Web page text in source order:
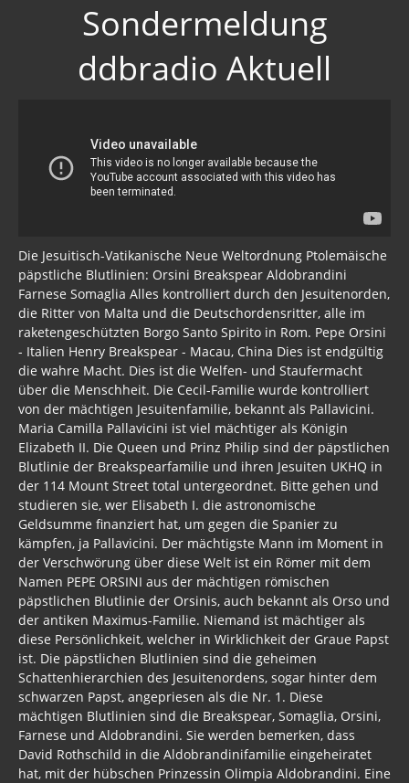
Bohemian Grove
Pädo-Satanische Netzwerk
NWO 2017
Bilderberger.... etc....
Rothschild
Liste der 300
Albert Pike, Moral und Dogma
Bilderberger Liste 2016
Globale Finanzen
Deep State Mapping Projekt
Bloodlines of Illuminati
Clinton Chronik
Ur-Logen Lesung Band 1
Ur-Logen Lesung Band 2
Ur-Logen Lesung Band 3
Ur-Logen Lesung Band 4
Ur-Logen Lesung Band 5
Ur-Logen Lesung Band 6
Sondermeldung
ddbradio Aktuell
Die Jesuitisch-Vatikanische Neue Weltordnung Ptolemäische
päpstliche Blutlinien: Orsini Breakspear Aldobrandini
Farnese Somaglia Alles kontrolliert durch den Jesuitenorden,
die Ritter von Malta und die Deutschordensritter, alle im
raketengeschützten Borgo Santo Spirito in Rom. Pepe Orsini
- Italien Henry Breakspear - Macau, China Dies ist endgültig
die wahre Macht. Dies ist die Welfen- und Staufermacht
über die Menschheit. Die Cecil-Familie wurde kontrolliert
von der mächtigen Jesuitenfamilie, bekannt als Pallavicini.
Maria Camilla Pallavicini ist viel mächtiger als Königin
Elizabeth II. Die Queen und Prinz Philip sind der päpstlichen
Blutlinie der Breakspearfamilie und ihren Jesuiten UKHQ in
der 114 Mount Street total untergeordnet. Bitte gehen und
studieren sie, wer Elisabeth I. die astronomische
Geldsumme finanziert hat, um gegen die Spanier zu
kämpfen, ja Pallavicini. Der mächtigste Mann im Moment in
der Verschwörung über diese Welt ist ein Römer mit dem
Namen PEPE ORSINI aus der mächtigen römischen
päpstlichen Blutlinie der Orsinis, auch bekannt als Orso und
der antiken Maximus-Familie. Niemand ist mächtiger als
diese Persönlichkeit, welcher in Wirklichkeit der Graue Papst
ist. Die päpstlichen Blutlinien sind die geheimen
Schattenhierarchien des Jesuitenordens, sogar hinter dem
schwarzen Papst, angepriesen als die Nr. 1. Diese
mächtigen Blutlinien sind die Breakspear, Somaglia, Orsini,
Farnese und Aldobrandini. Sie werden bemerken, dass
David Rothschild in die Aldobrandinifamilie eingeheiratet
hat, mit der hübschen Prinzessin Olimpia Aldobrandini. Eine